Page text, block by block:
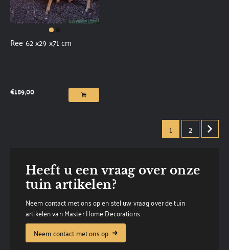
Ree 62 x29 x71 cm
€189,00
1 2
Heeft u een vraag over onze
tuin artikelen?
Neem contact met ons op en stel uw vraag over de tuin
artikelen van Master Home Decorations.
Neem contact met ons op